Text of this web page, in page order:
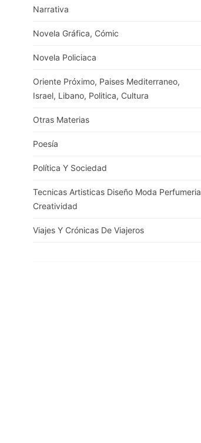
Narrativa
Novela Gráfica, Cómic
Novela Policiaca
Oriente Próximo, Paises Mediterraneo,
Israel, Libano, Politica, Cultura
Otras Materias
Poesía
Política Y Sociedad
Tecnicas Artisticas Diseño Moda Perfumeria
Creatividad
Viajes Y Crónicas De Viajeros